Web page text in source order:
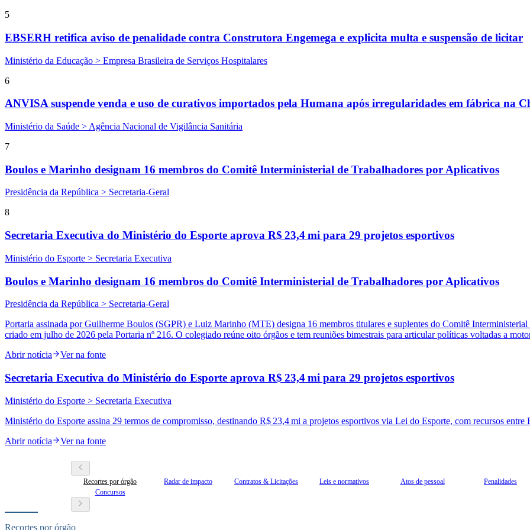
5
EBSERH retifica aviso de penalidade contra Construtora Engemega e explicita multa e suspensão de licitar
Ministério da Educação > Empresa Brasileira de Serviços Hospitalares
6
ANVISA suspende venda e uso de curativos importados pela Humana após irregularidades em fábrica na
Ministério da Saúde > Agência Nacional de Vigilância Sanitária
7
Boulos e Marinho designam 16 membros do Comitê Interministerial de Trabalhadores por Aplicativos
Presidência da República > Secretaria-Geral
8
Secretaria Executiva do Ministério do Esporte aprova R$ 23,4 mi para 29 projetos esportivos
Ministério do Esporte > Secretaria Executiva
Boulos e Marinho designam 16 membros do Comitê Interministerial de Trabalhadores por Aplicativos
Presidência da República > Secretaria-Geral
Portaria assinada por Guilherme Boulos (SGPR) e Luiz Marinho (MTE) designa 16 membros titulares e suplentes do Comitê
criado em julho de 2026 pela Portaria nº 216. O colegiado reúne oito órgãos e tem reuniões bimestrais para articular políticas voltadas a
Abrir notícia
Ver na fonte
Secretaria Executiva do Ministério do Esporte aprova R$ 23,4 mi para 29 projetos esportivos
Ministério do Esporte > Secretaria Executiva
Ministério do Esporte assina 29 termos de compromisso, destinando R$ 23,4 mi a projetos esportivos via Lei do Esporte, com recursos entre
Abrir notícia
Ver na fonte
Recortes por órgão Radar de impacto Contratos & Licitações Leis e normativos Atos de pessoal
Penalidades
Concursos
Recortes por órgão